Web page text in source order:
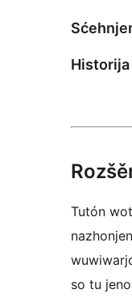
Tutón
so tu